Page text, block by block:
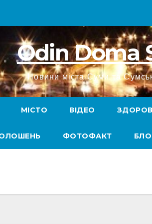
Odin Doma
Новини міста Суми та
МІСТО ВІДЕО
ФОТОФАКТ